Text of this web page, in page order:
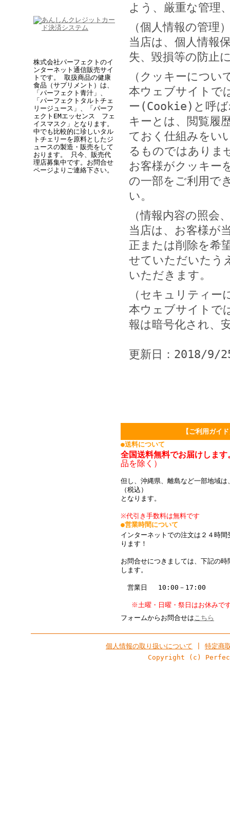
株式会社パーフェクトのイ
ンターネット通信販売サイ
トです。 取扱商品の健康
食品（サプリメント）は、
「パーフェクト青汁」、
「パーフェクトタルトチェ
リージュース」、「パーフ
ェクトEMエッセンス フェ
イスマスク」となります。
中でも比較的に珍しいタル
トチェリーを原料としたジ
ュースの製造・販売をして
おります。 只今、販売代
理店募集中です。お問合せ
ページよりご連絡下さい。
よう、厳重な管理
（個人情報の管理
当店は、個人情報
失、毀損等の防止
（クッキーについ
本ウェブサイトで
ー(Cookie)と呼ば
キーとは、閲覧履
ておく仕組みをい
るものではありま
お客様がクッキー
の一部をご利用で
い。
（情報内容の照会
当店は、お客様が
正または削除を希
せていただいたう
いただきます。
（セキュリティー
本ウェブサイトで
報は暗号化され、
更新日：2018/9/
【ご利用ガイ
●送料について
全国送料無料でお届けします
品を除く）
但し、沖縄県、離島など一部地域
（税込）
となります。
※代引き手数料は無料です
●営業時間について
インターネットでの注文は２４時間
ります！
お問合せにつきましては、下記の時
します。
営業日 10:00－17:00
※土曜・日曜・祭日はお休みで
フォームからお問合せはこちら
個人情報の取り扱いについて
特定商
Copyright (c)